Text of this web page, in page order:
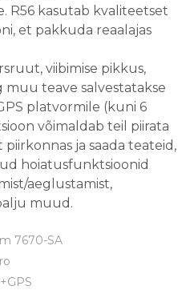
R56 kasutab kvaliteetset
et pakkuda reaalajas
viibimise pikkus,
teave salvestatakse
platvormile (kuni 6
võimaldab teil piirata
ja saada teateid,
hoiatusfunktsioonid
aeglustamist,
muud.
7670-SA